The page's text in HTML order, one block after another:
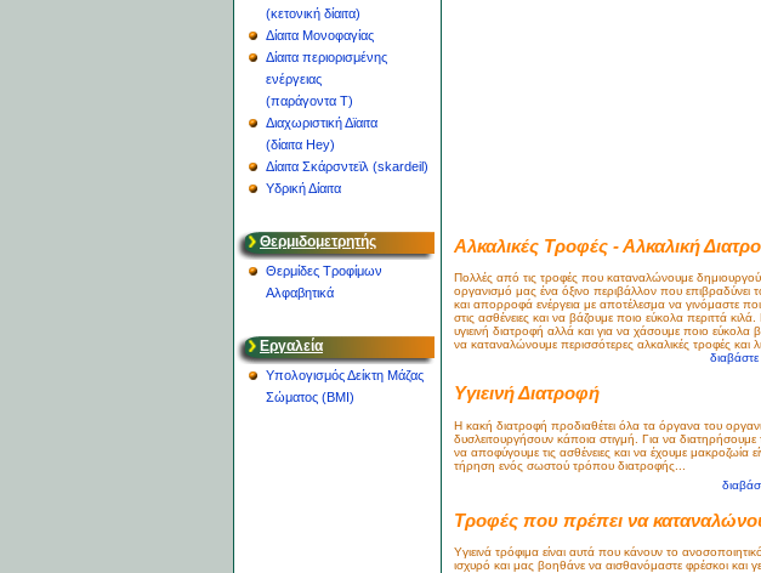
(κετονική δίαιτα)
Δίαιτα Μονοφαγίας
Δίαιτα περιορισμένης
ενέργειας
(παράγοντα Τ)
Διαχωριστική Δϊαιτα
(δίαιτα Hey)
Δίαιτα Σκάρσντεϊλ (skardeil)
Υδρική Δίαιτα
Θερμιδομετρητής
Θερμίδες Τροφίμων
Αλφαβητικά
Εργαλεία
Υπολογισμός Δείκτη Μάζας
Σώματος (BMI)
Αλκαλικές Τροφές - Αλκαλική
Πολλές από τις τροφές που καταναλώνουμε
οργανισμό μας ένα όξινο περιβάλλον που επιβραδύνει
και απορροφά ενέργεια με αποτέλεσμα να γινόμαστε
στις ασθένειες και να βάζουμε ποιο εύκολα περιττά κιλά.
υγιεινή διατροφή αλλά και για να χάσουμε ποιο εύκολα
να καταναλώνουμε περισσότερες αλκαλικές τροφές και
Υγιεινή Διατροφή
Η κακή διατροφή προδιαθέτει όλα τα όργανα του
δυσλειτουργήσουν κάποια στιγμή. Για να διατηρήσουμε
να αποφύγουμε τις ασθένειες και να έχουμε μακροζωία
τήρηση ενός σωστού τρόπου διατροφής...
Τροφές που πρέπει να
Υγιεινά τρόφιμα είναι αυτά που κάνουν το
ισχυρό και μας βοηθάνε να αισθανόμαστε φρέσκοι και